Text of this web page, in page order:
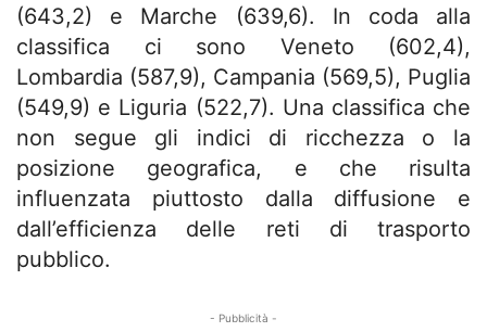
(643,2) e Marche (639,6). In coda alla
classifica ci sono Veneto (602,4),
Lombardia (587,9), Campania (569,5), Puglia
(549,9) e Liguria (522,7). Una classifica che
non segue gli indici di ricchezza o la
posizione geografica, e che risulta
influenzata piuttosto dalla diffusione e
dall’efficienza delle reti di trasporto
pubblico.
- Pubblicità -